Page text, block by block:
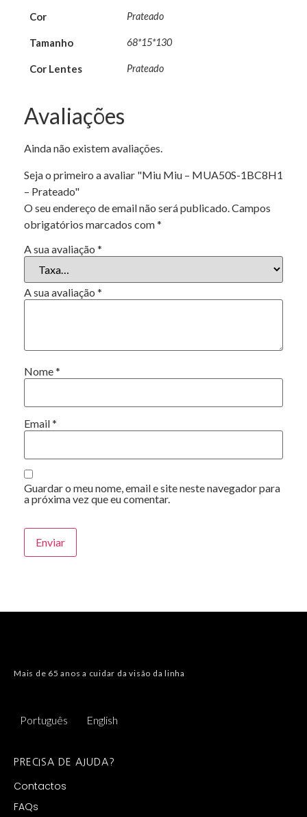
Cor Prateado
Tamanho 68*15*130
Cor Lentes Prateado
Avaliações
Ainda não existem avaliações.
Seja o primeiro a avaliar "Miu Miu – MUA50S-1BC8H1
– Prateado"
O seu endereço de email não será publicado. Campos
obrigatórios marcados com*
A sua avaliação *
A sua avaliação *
Nome*
Email*
Guardar o meu nome, email e site neste navegador para
a próxima vez que eu comentar.
Mais de 65 anos a cuidar da visão da linha
Português English
PRECISA DE AJUDA?
Contactos
FAQs